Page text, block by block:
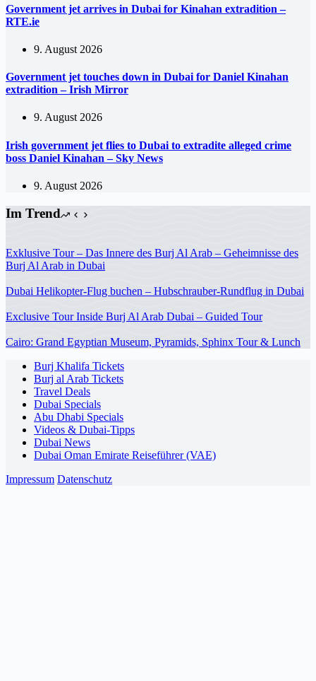
Government jet arrives in Dubai for Kinahan extradition –
RTE.ie
9. August 2026
Government jet touches down in Dubai for Daniel Kinahan
extradition – Irish Mirror
9. August 2026
Irish government jet flies to Dubai to extradite alleged crime
boss Daniel Kinahan – Sky News
9. August 2026
Im Trend
Exklusive Tour – Das Innere des Burj Al Arab – Geheimnisse des
Burj Al Arab in Dubai
Dubai Helikopter-Flug buchen – Hubschrauber-Rundflug in Dubai
Exclusive Tour Inside Burj Al Arab Dubai – Guided Tour
Cairo: Grand Egyptian Museum, Pyramids, Sphinx Tour & Lunch
Burj Khalifa Tickets
Burj al Arab Tickets
Travel Deals
Dubai Specials
Abu Dhabi Specials
Videos & Dubai-Tipps
Dubai News
Dubai Oman Emirate Reiseführer (VAE)
Impressum Datenschutz